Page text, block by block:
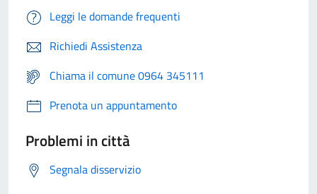
Leggi le domande frequenti
Richiedi Assistenza
Chiama il comune 0964 345111
Prenota un appuntamento
Problemi in città
Segnala disservizio